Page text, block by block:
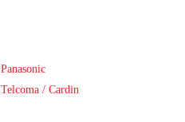
Panasonic
Telcoma / Cardin